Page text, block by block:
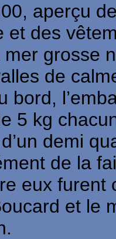
aperçu
et des
grosse
de
bord,
5 kg
demi
de la
eux
et le